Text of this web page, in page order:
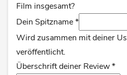
Film insgesamt?
Dein Spitzname*
Wird zusammen mit deiner
veröffentlicht.
Überschrift deiner Review*